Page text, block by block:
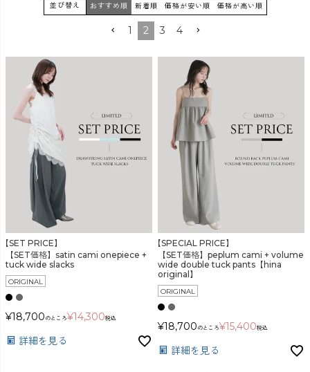
価格
在庫なし商品
表示する
表示しない
検索
並び替え おすすめ順 新着順 価格が安い順 価格が高い順
1 2 3 4
【SET PRICE】
【SET価格】satin cami onepiece +
tuck wide slacks
ORIGINAL
¥18,700 のところ¥14,300税込
詳細を見る
【SPECIAL PRICE】
【SET価格】peplum cami + volume
wide double tuck pants【hina
original】
ORIGINAL
¥18,700 のところ¥15,400税込
詳細を見る